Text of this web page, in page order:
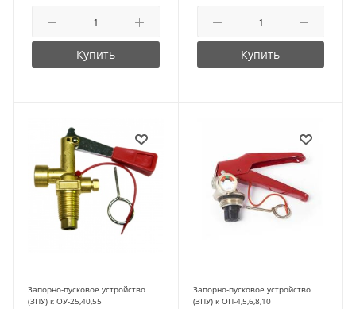
Купить Купить
Запорно-пусковое устройство
(ЗПУ) к ОУ-25,40,55
Запорно-пусковое устройство
(ЗПУ) к ОП-4,5,6,8,10